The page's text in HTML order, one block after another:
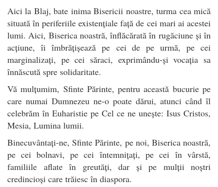
Aici la Blaj, bate inima Bisericii noastre, turma cea mică
situată în periferiile existențiale față de cei mari ai acestei
lumi. Aici, Biserica noastră, înflăcărată în rugăciune și în
acțiune, îi îmbrățișează pe cei de pe urmă, pe cei
marginalizați, pe cei săraci, exprimându-și vocația sa
înnăscută spre solidaritate.
Vă mulțumim, Sfinte Părinte, pentru această bucurie pe
care numai Dumnezeu ne-o poate dărui, atunci când îl
celebrăm în Euharistie pe Cel ce ne unește: Isus Cristos,
Mesia, Lumina lumii.
Binecuvântați-ne, Sfinte Părinte, pe noi, Biserica noastră,
pe cei bolnavi, pe cei întemnițați, pe cei în vârstă,
familiile aflate în greutăți, dar și pe mulții noștri
credincioși care trăiesc în diaspora.